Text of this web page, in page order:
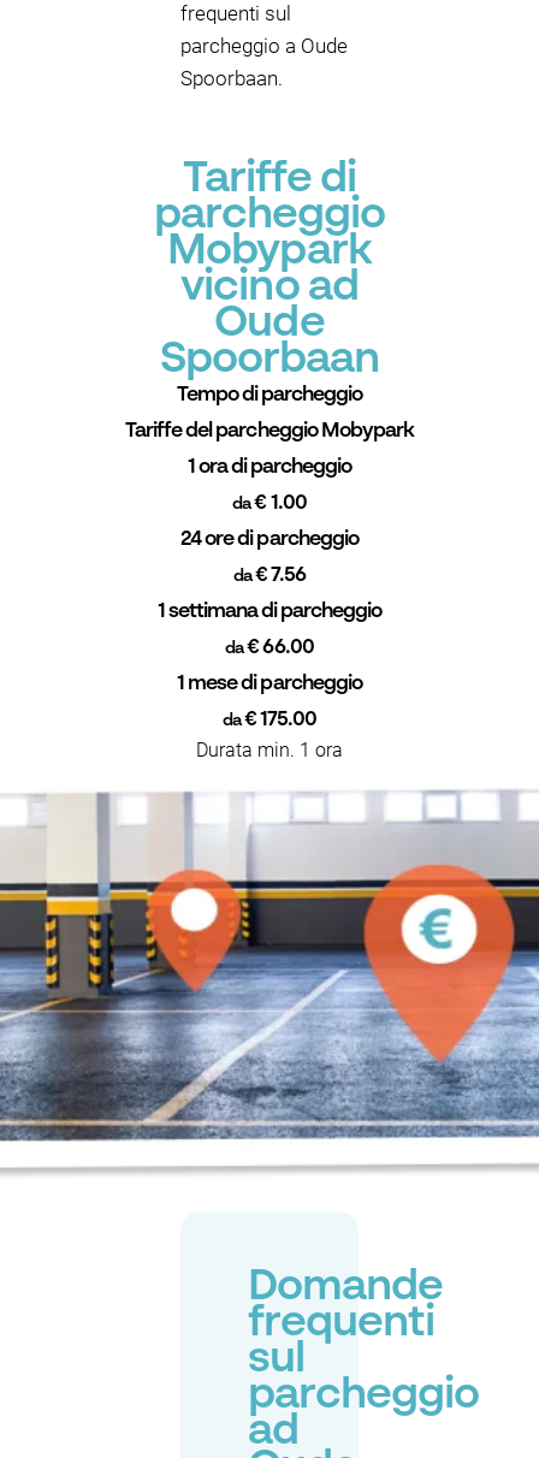
frequenti sul
parcheggio a Oude
Spoorbaan.
Tariffe di
parcheggio
Mobypark
vicino ad
Oude
Spoorbaan
Tempo di parcheggio
Tariffe del parcheggio Mobypark
1 ora di parcheggio
da€ 1.00
24 ore di parcheggio
da€ 7.56
1 settimana di parcheggio
da€ 66.00
1 mese di parcheggio
da€ 175.00
Durata min. 1 ora
Domande
frequenti
sul
parcheggio
ad